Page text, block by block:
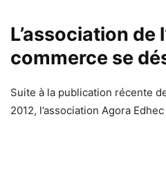
L’association de
commerce se
Suite à la publication récente
2012, l’association Agora